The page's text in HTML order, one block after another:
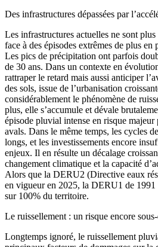
Des infrastructures dépassées par
Les infrastructures actuelles ne sont
face à des épisodes extrêmes de plus en
Les pics de précipitation ont parfois
de 30 ans. Dans un contexte en
rattraper le retard mais aussi anticiper
des sols, issue de l’urbanisation
considérablement le phénomène de
plus, elle s’accumule et dévale
épisode pluvial intense en risque majeur
avals. Dans le même temps, les cycles
longs, et les investissements encore
enjeux. Il en résulte un décalage
changement climatique et la capacité
Alors que la DERU2 (Directive eaux
en vigueur en 2025, la DERU1 de 1991
sur 100% du territoire.
Le ruissellement : un risque encore
Longtemps ignoré, le ruissellement